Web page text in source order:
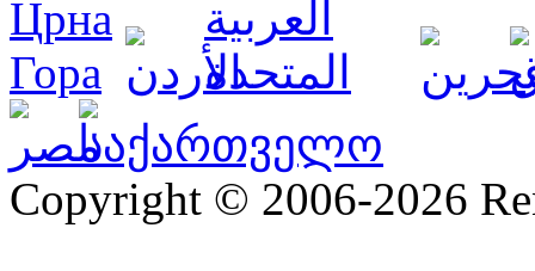
Copyright © 2006-2026